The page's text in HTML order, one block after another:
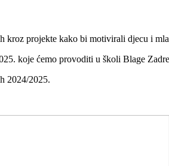
projekte kako bi motivirali djecu i
koje ćemo provoditi u školi Blage
2024/2025.